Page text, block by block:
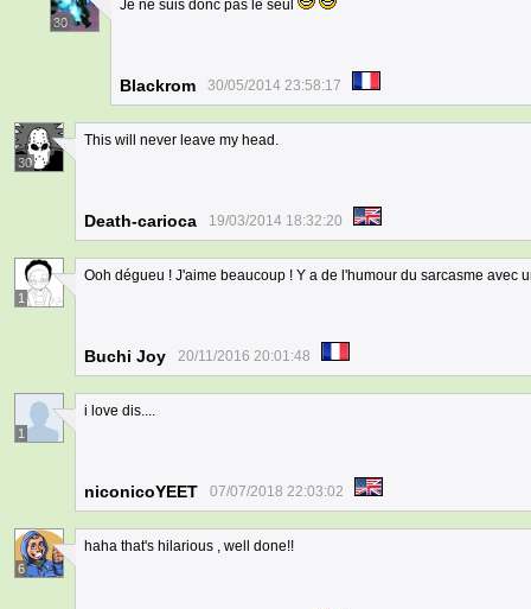
30
Je ne suis donc pas le seul
Blackrom 30/05/2014 23:58:17
30
This will never leave my head.
Death-carioca 19/03/2014 18:32:20
1
Ooh dégueu ! J'aime beaucoup ! Y a de l'humour du sarcasme avec
Buchi Joy 20/11/2016 20:01:48
1
i love dis....
niconicoYEET 07/07/2018 22:03:02
6
haha that's hilarious , well done!!